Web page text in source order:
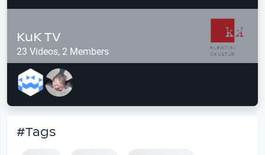
KuK TV
23 Videos, 2 Members
#Tags